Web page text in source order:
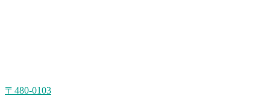
〒480-0103